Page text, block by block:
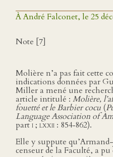
À André Falconet, le 25
Note [7]
Molière n’a pas fait cette
indications données par
Miller a mené une
article intitulé : Molière,
fouetté et le Barbier cocu (
Language Association of
parti; lxxii : 854‑862).
Elle y suppute
censeur de la Faculté, a